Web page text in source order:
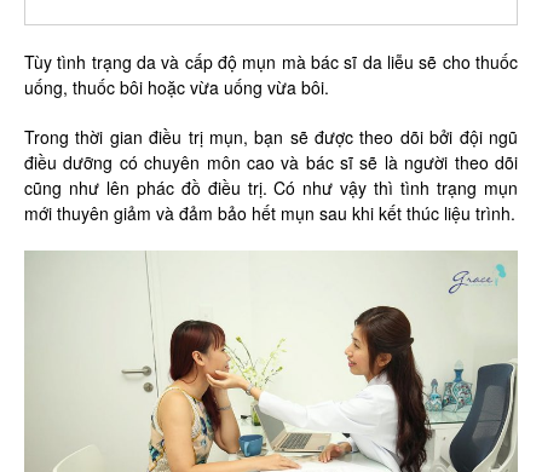
Tùy tình trạng da và cấp độ mụn mà bác sĩ da liễu sẽ cho thuốc
uống, thuốc bôi hoặc vừa uống vừa bôi.
Trong thời gian điều trị mụn, bạn sẽ được theo dõi bởi đội ngũ
điều dưỡng có chuyên môn cao và bác sĩ sẽ là người theo dõi
cũng như lên phác đồ điều trị. Có như vậy thì tình trạng mụn
mới thuyên giảm và đảm bảo hết mụn sau khi kết thúc liệu trình.